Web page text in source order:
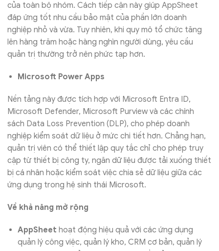
của toàn bộ nhóm. Cách tiếp cận này giúp AppSheet
đáp ứng tốt nhu cầu bảo mật của phần lớn doanh
nghiệp nhỏ và vừa. Tuy nhiên, khi quy mô tổ chức tăng
lên hàng trăm hoặc hàng nghìn người dùng, yêu cầu
quản trị thường trở nên phức tạp hơn.
Microsoft Power Apps
Nền tảng này được tích hợp với Microsoft Entra ID,
Microsoft Defender, Microsoft Purview và các chính
sách Data Loss Prevention (DLP), cho phép doanh
nghiệp kiểm soát dữ liệu ở mức chi tiết hơn. Chẳng hạn,
quản trị viên có thể thiết lập quy tắc chỉ cho phép truy
cập từ thiết bị công ty, ngăn dữ liệu được tải xuống thiết
bị cá nhân hoặc kiểm soát việc chia sẻ dữ liệu giữa các
ứng dụng trong hệ sinh thái Microsoft.
Về khả năng mở rộng
AppSheet hoạt động hiệu quả với các ứng dụng
quản lý công việc, quản lý kho, CRM cơ bản, quản lý